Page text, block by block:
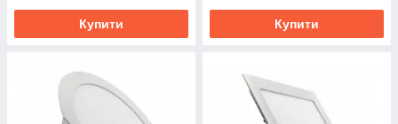
Купити Купити